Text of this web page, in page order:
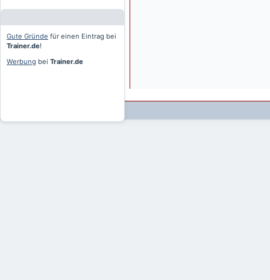
Gute Gründe für einen Eintrag bei
Trainer.de!
Werbung bei Trainer.de